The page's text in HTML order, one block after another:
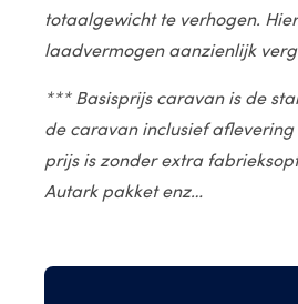
totaalgewicht te verhogen.
laadvermogen aanzienlijk
*** Basisprijs caravan is de
de caravan inclusief aflevering
prijs is zonder extra
Autark pakket enz…